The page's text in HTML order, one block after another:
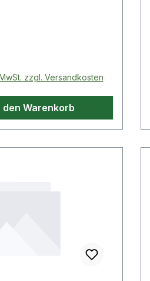
zzgl. Versandkosten
den Warenkorb